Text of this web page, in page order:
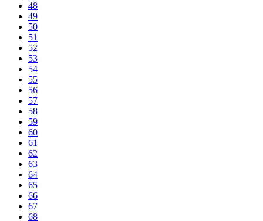
48
49
50
51
52
53
54
55
56
57
58
59
60
61
62
63
64
65
66
67
68